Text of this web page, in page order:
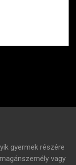
gyermek részére
vagy